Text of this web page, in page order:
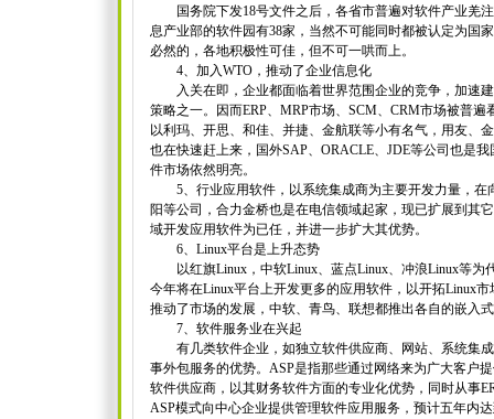
国务院下发18号文件之后，各省市普遍对软件产业羌
息产业部的软件园有38家，当然不可能同时都被认定为国
必然的，各地积极性可佳，但不可一哄而上。
4、加入WTO，推动了企业信息化
入关在即，企业都面临着世界范围企业的竞争，加速建
策略之一。因而ERP、MRP市场、SCM、CRM市场被普遍
以利玛、开思、和佳、并捷、金航联等小有名气，用友、
也在快速赶上来，国外SAP、ORACLE、JDE等公司也是
件市场依然明亮。
5、行业应用软件，以系统集成商为主要开发力量，在
阳等公司，合力金桥也是在电信领域起家，现已扩展到其
域开发应用软件为已任，并进一步扩大其优势。
6、Linux平台是上升态势
以红旗Linux，中软Linux、蓝点Linux、冲浪Linux等为
今年将在Linux平台上开发更多的应用软件，以开拓Linux
推动了市场的发展，中软、青鸟、联想都推出各自的嵌入
7、软件服务业在兴起
有几类软件企业，如独立软件供应商、网站、系统集成
事外包服务的优势。ASP是指那些通过网络来为广大客户
软件供应商，以其财务软件方面的专业化优势，同时从事
ASP模式向中心企业提供管理软件应用服务，预计五年内